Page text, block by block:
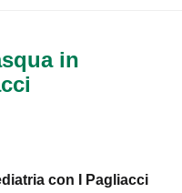
in
con I Pagliacci